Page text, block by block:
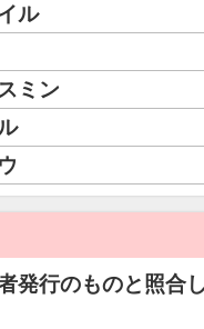
ル
ミン
発行のものと照合